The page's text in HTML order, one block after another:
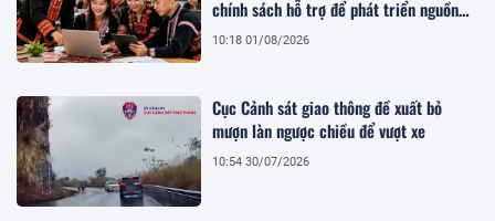
chính sách hỗ trợ để phát triển nguồn
nhân lực bền vững
10:18 01/08/2026
Cục Cảnh sát giao thông đề xuất bỏ
mượn làn ngược chiều để vượt xe
10:54 30/07/2026